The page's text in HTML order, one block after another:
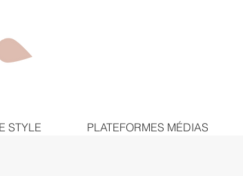
STYLE PLATEFORMES MÉDIAS